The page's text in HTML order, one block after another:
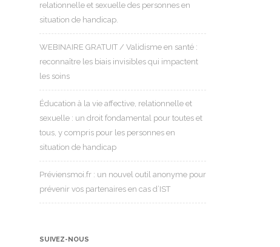
relationnelle et sexuelle des personnes en
situation de handicap.
WEBINAIRE GRATUIT / Validisme en santé :
reconnaître les biais invisibles qui impactent
les soins
Éducation à la vie affective, relationnelle et
sexuelle : un droit fondamental pour toutes et
tous, y compris pour les personnes en
situation de handicap
Préviensmoi.fr : un nouvel outil anonyme pour
prévenir vos partenaires en cas d’IST
SUIVEZ-NOUS